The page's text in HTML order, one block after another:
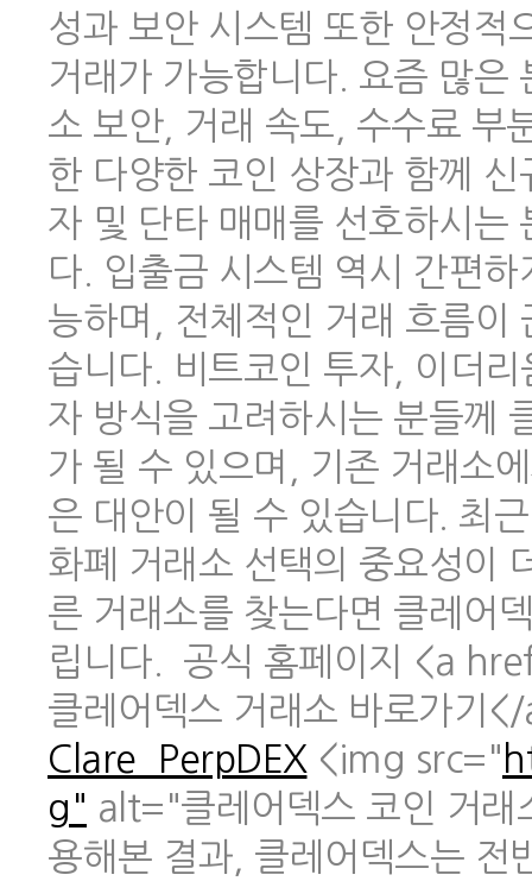
성과 보안 시스템 또한 안정적
거래가 가능합니다. 요즘 많은
소 보안, 거래 속도, 수수료 부
한 다양한 코인 상장과 함께
자 및 단타 매매를 선호하시는
다. 입출금 시스템 역시 간편
능하며, 전체적인 거래 흐름이
습니다. 비트코인 투자, 이더
자 방식을 고려하시는 분들께
가 될 수 있으며, 기존 거래소
은 대안이 될 수 있습니다. 최
화폐 거래소 선택의 중요성이
른 거래소를 찾는다면 클레어
립니다. 공식 홈페이지 <a
클레어덱스 거래소 바로가기
Clare_PerpDEX <img src="
g" alt="클레어덱스 코인 거래
용해본 결과, 클레어덱스는 전